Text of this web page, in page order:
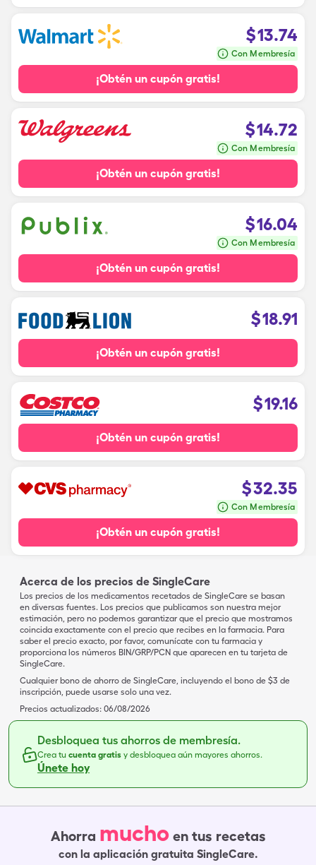
$13.74
Con Membresía
¡Obtén un cupón gratis!
$14.72
Con Membresía
¡Obtén un cupón gratis!
$16.04
Con Membresía
¡Obtén un cupón gratis!
$18.91
¡Obtén un cupón gratis!
$19.16
¡Obtén un cupón gratis!
$32.35
Con Membresía
¡Obtén un cupón gratis!
Acerca de los precios de SingleCare
Los precios de los medicamentos recetados de SingleCare se basan
en diversas fuentes. Los precios que publicamos son nuestra mejor
estimación, pero no podemos garantizar que el precio que mostramos
coincida exactamente con el precio que recibes en la farmacia. Para
saber el precio exacto, por favor, comunícate con tu farmacia y
proporciona los números BIN/GRP/PCN que aparecen en tu tarjeta de
SingleCare.
Cualquier bono de ahorro de SingleCare, incluyendo el bono de $3 de
inscripción, puede usarse solo una vez.
Precios actualizados: 06/08/2026
Desbloquea tus ahorros de membresía.
Crea tu cuenta gratis y desbloquea aún mayores ahorros.
Únete hoy
Ahorra mucho en tus recetas
con la aplicación gratuita SingleCare.